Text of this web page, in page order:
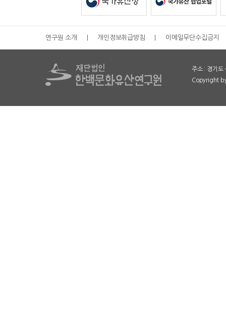
연구원 소개 개인정보취급방침 이메일무단수집금지
주소 : 경기
Copyright